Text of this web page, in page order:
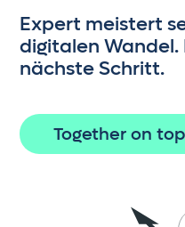
Expert meistert
digitalen Wandel.
nächste Schritt.
Together on